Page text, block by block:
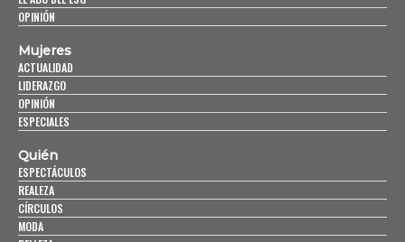
OPINIÓN
Mujeres
ACTUALIDAD
LIDERAZGO
OPINIÓN
ESPECIALES
Quién
ESPECTÁCULOS
REALEZA
CÍRCULOS
MODA